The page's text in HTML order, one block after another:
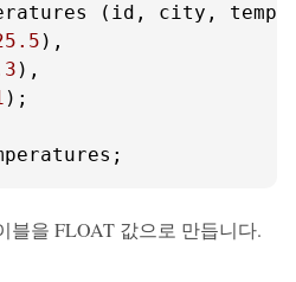
(id, city,
),
),
);
블을 FLOAT 값으로 만듭니다.